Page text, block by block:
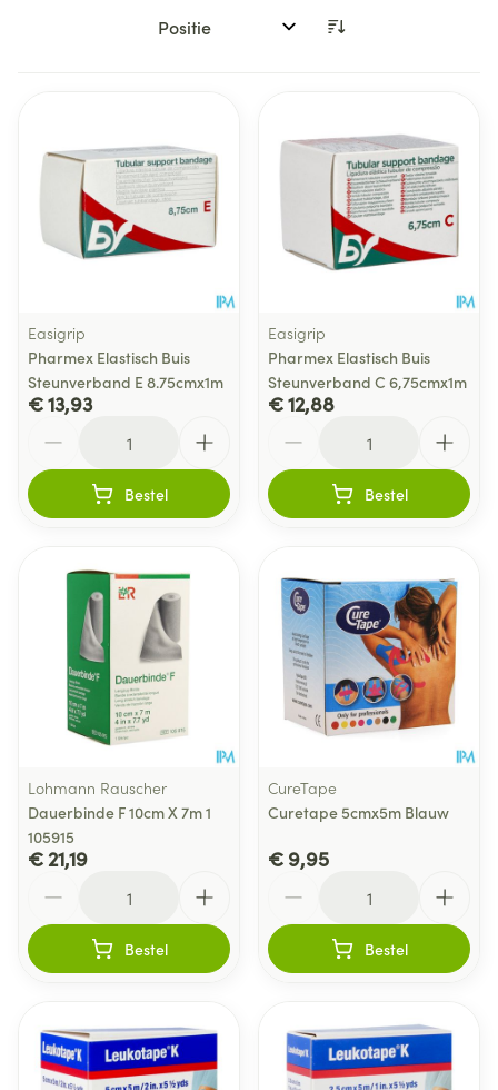
Sorteer op:
Easigrip
Pharmex Elastisch Buis
Steunverband E 8.75cmx1m
€ 13,93
Bestel
Easigrip
Pharmex Elastisch Buis
Steunverband C 6,75cmx1m
€ 12,88
Bestel
Lohmann Rauscher
Dauerbinde F 10cm X 7m 1
105915
€ 21,19
Bestel
CureTape
Curetape 5cmx5m Blauw
€ 9,95
Bestel